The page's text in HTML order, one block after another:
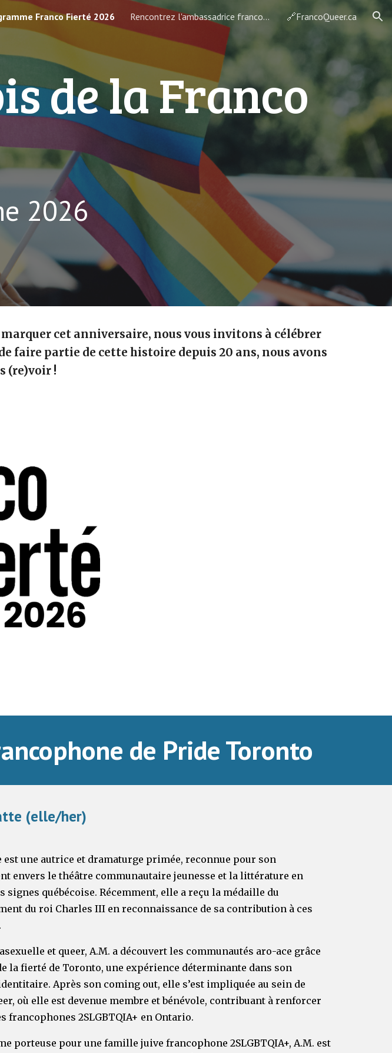
Skip to navigation
Franco Fierté 2026 Rencontrez l'ambassadrice francophone 2026 🔗FrancoQueer.ca
de la Franco
2026
cet anniversaire, nous vous invitons à célébrer
faire partie de cette histoire depuis 20 ans, nous avons
(re)voir !
de Pride Toronto
(elle/her)
est une autrice et dramaturge primée, reconnue pour son
envers le théâtre communautaire jeunesse et la littérature en
signes québécoise. Récemment, elle a reçu la médaille du
du roi Charles III en reconnaissance de sa contribution à ces
et queer, A.M. a découvert les communautés aro-ace grâce
la fierté de Toronto, une expérience déterminante dans son
Après son coming out, elle s’est impliquée au sein de
où elle est devenue membre et bénévole, contribuant à renforcer
francophones 2SLGBTQIA+ en Ontario.
porteuse pour une famille juive francophone 2SLGBTQIA+, A.M. est